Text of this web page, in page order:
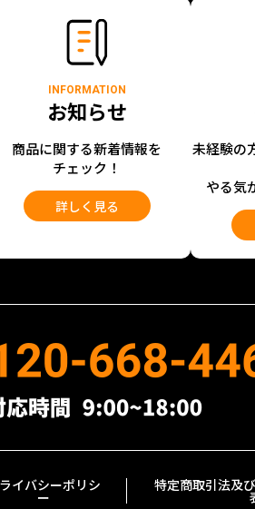
INFORMATION
お知らせ
商品に関する新着情報を
チェック！
詳しく見る
未経験の
やる気
イバシーポリシ
ー
特定商取引法及